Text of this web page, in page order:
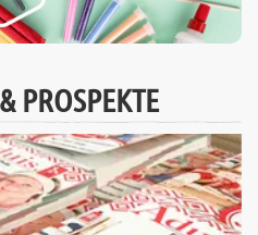
PROSPEKTE